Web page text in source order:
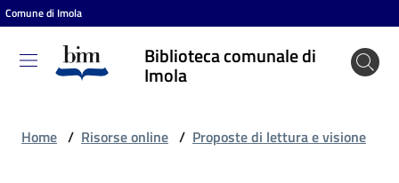
Vai al contenuto
Vai alla navigazione
Vai al footer
Comune di Imola
Biblioteca comunale di
Imola
Biblioteca
comunale
Home / Risorse online / Proposte di lettura e visione